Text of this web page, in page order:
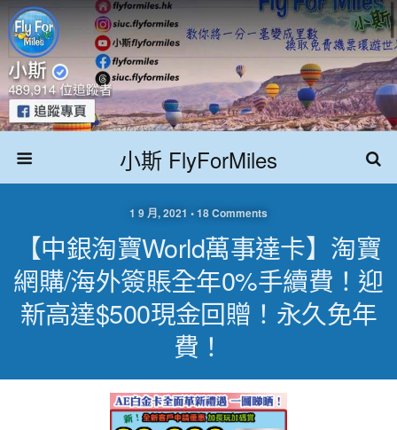
小斯 FlyForMiles
1 9 月, 2021 • 18 Comments
【中銀淘寶World萬事達卡】淘寶
網購/海外簽賬全年0%手續費！迎
新高達$500現金回贈！永久免年
費！